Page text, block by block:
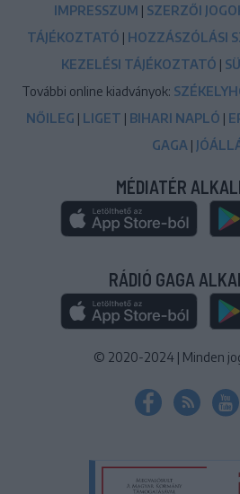
IMPRESSZUM | SZERZŐI
TÁJÉKOZTATÓ | HOZZÁSZÓLÁSI
KEZELÉSI TÁJÉKOZTATÓ |
További online kiadványok:
NŐILEG | LIGET | BIHARI NAPLÓ |
GAGA |
MÉDIATÉR
RÁDIÓ GAGA
© 2020-2024 | Minden